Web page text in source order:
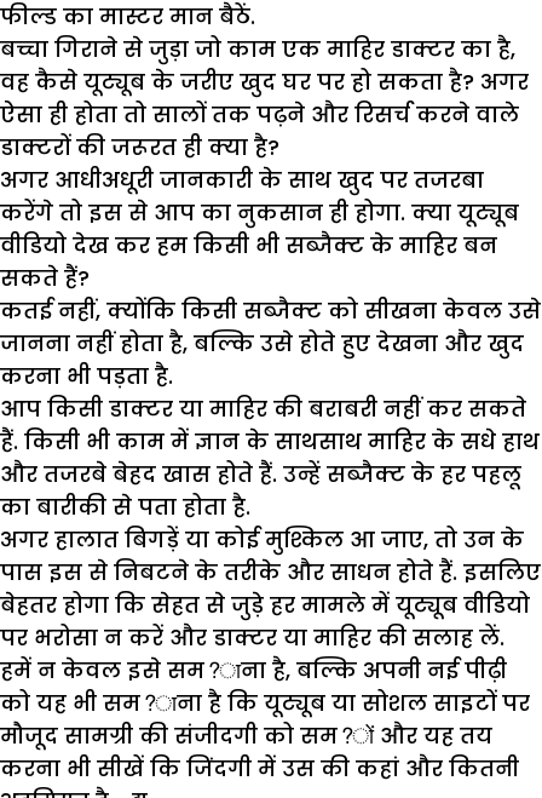
फील्ड का मास्टर मान बैठें.
बच्चा गिराने से जुड़ा जो काम एक माहिर डाक्टर का है,
वह कैसे यूट्यूब के जरीए खुद घर पर हो सकता है? अगर
ऐसा ही होता तो सालों तक पढ़ने और रिसर्च करने वाले
डाक्टरों की जरूरत ही क्या है?
अगर आधीअधूरी जानकारी के साथ खुद पर तजरबा
करेंगे तो इस से आप का नुकसान ही होगा. क्या यूट्यूब
वीडियो देख कर हम किसी भी सब्जैक्ट के माहिर बन
सकते हैं?
कतई नहीं, क्योंकि किसी सब्जैक्ट को सीखना केवल उसे
जानना नहीं होता है, बल्कि उसे होते हुए देखना और खुद
करना भी पड़ता है.
आप किसी डाक्टर या माहिर की बराबरी नहीं कर सकते
हैं. किसी भी काम में ज्ञान के साथसाथ माहिर के सधे हाथ
और तजरबे बेहद खास होते हैं. उन्हें सब्जैक्ट के हर पहलू
का बारीकी से पता होता है.
अगर हालात बिगड़ें या कोई मुश्किल आ जाए, तो उन के
पास इस से निबटने के तरीके और साधन होते हैं. इसलिए
बेहतर होगा कि सेहत से जुड़े हर मामले में यूट्यूब वीडियो
पर भरोसा न करें और डाक्टर या माहिर की सलाह लें.
हमें न केवल इसे सम?ाना है, बल्कि अपनी नई पीढ़ी
को यह भी सम?ाना है कि यूट्यूब या सोशल साइटों पर
मौजूद सामग्री की संजीदगी को सम?ों और यह तय
करना भी सीखें कि जिंदगी में उस की कहां और कितनी